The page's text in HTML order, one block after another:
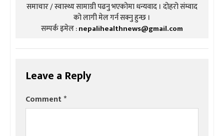
समाचार / स्वास्थ्य सामाग्री पढनु भएकोमा धन्यवाद । दोहरो संम्वाद
को लागी मेल गर्न सक्नु हुन्छ ।
सम्पर्क इमेल :nepalihealthnews@gmail.com
Leave a Reply
Comment*